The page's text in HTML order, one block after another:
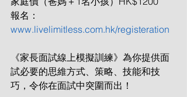
報名：
www.livelimitless.com.hk/registeration
《家長面試線上模擬訓練》為你提供面
試必要的思維方式、策略、技能和技
巧，令你在面試中突圍而出！